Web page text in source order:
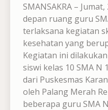
SMANSAKRA –
depan ruang guru
terlaksana kegiatan
kesehatan yang
Kegiatan ini
siswi kelas 10 SMA N
dari Puskesmas
oleh Palang Merah
beberapa guru SMA